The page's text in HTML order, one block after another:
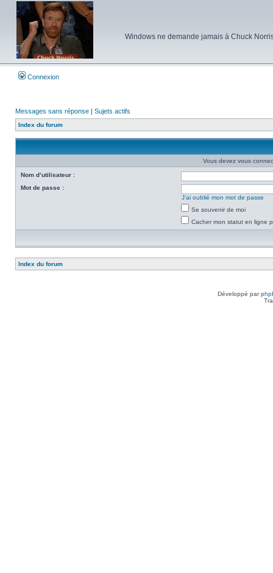
Windows ne demande jamais à Chuck
Connexion
Messages sans réponse | Sujets actifs
Index du forum
Vous devez vous
Nom d’utilisateur :
Mot de passe :
J’ai oublié mon mot de passe
Se souvenir de moi
Cacher mon statut en ligne
Index du forum
Développé par